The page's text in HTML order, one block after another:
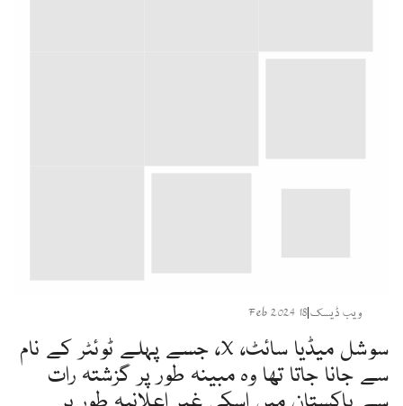
ویب ڈیسک 18 Feb 2024
سوشل میڈیا سائٹ، X، جسے پہلے ٹوئٹر کے نام
سے جانا جاتا تھا وہ مبینہ طور پر گزشتہ رات